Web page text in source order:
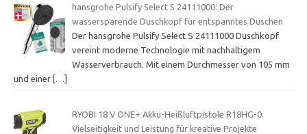
hansgrohe Pulsify Select S 24111000: Der
wassersparende Duschkopf für entspanntes Duschen
Der hansgrohe Pulsify Select S 24111000 Duschkopf
vereint moderne Technologie mit nachhaltigem
Wasserverbrauch. Mit einem Durchmesser von 105 mm
und einer […]
RYOBI 18 V ONE+ Akku-Heißluftpistole R18HG-0:
Vielseitigkeit und Leistung für kreative Projekte